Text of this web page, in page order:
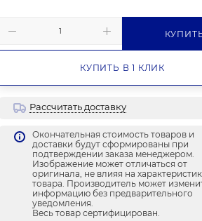
КУПИТЬ В 1 КЛИК
Рассчитать доставку
Окончательная стоимость товаров и
доставки будут сформированы при
подтверждении заказа менеджером.
Изображение может отличаться от
оригинала, не влияя на
товара. Производитель может
информацию без предварительного
уведомления.
Весь товар сертифицирован.